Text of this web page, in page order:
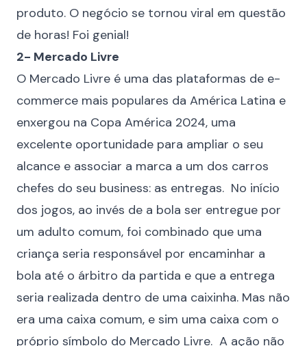
produto. O negócio se tornou viral em questão
de horas! Foi genial!
2- Mercado Livre
O Mercado Livre é uma das plataformas de e-
commerce mais populares da América Latina e
enxergou na Copa América 2024, uma
excelente oportunidade para ampliar o seu
alcance e associar a marca a um dos carros
chefes do seu business: as entregas. No início
dos jogos, ao invés de a bola ser entregue por
um adulto comum, foi combinado que uma
criança seria responsável por encaminhar a
bola até o árbitro da partida e que a entrega
seria realizada dentro de uma caixinha. Mas não
era uma caixa comum, e sim uma caixa com o
próprio símbolo do Mercado Livre. A ação não